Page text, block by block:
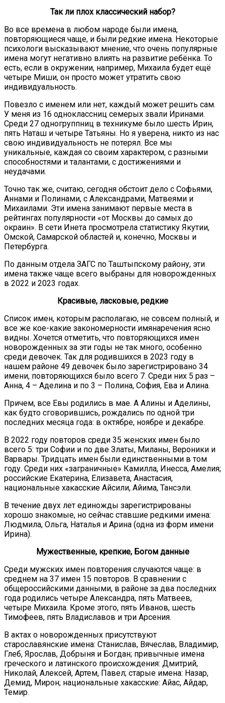
Так ли плох классический набор?
Во все времена в любом народе были имена,
повторяющиеся чаще, и были редкие имена. Некоторые
психологи высказывают мнение, что очень популярные
имена могут негативно влиять на развитие ребёнка. То
есть, если в окружении, например, Михаила будет ещё
четыре Миши, он просто может утратить свою
индивидуальность.
Повезло с именем или нет, каждый может решить сам.
У меня из 16 одноклассниц семерых звали Иринами.
Среди 27 одногруппниц в техникуме было шесть Ирин,
пять Наташ и четыре Татьяны. Но я уверена, никто из нас
свою индивидуальность не потерял. Все мы
уникальные, каждая со своим характером, с разными
способностями и талантами, с достижениями и
неудачами.
Точно так же, считаю, сегодня обстоит дело с Софьями,
Аннами и Полинами, с Александрами, Матвеями и
Михаилами. Эти имена занимают первые места в
рейтингах популярности «от Москвы до самых до
окраин». В сети Инета просмотрела статистику Якутии,
Омской, Самарской областей и, конечно, Москвы и
Петербурга.
По данным отдела ЗАГС по Таштыпскому району, эти
имена также чаще всего выбраны для новорожденных
в 2022 и 2023 годах.
Красивые, ласковые, редкие
Список имен, которым располагаю, не совсем полный, и
все же кое-какие закономерности имянаречения ясно
видны. Хочется отметить, что повторяющихся имен
новорожденных за эти годы не так много, особенно
среди девочек. Так для родившихся в 2023 году в
нашем районе 49 девочек было зарегистрировано 34
имени, повторяющихся было всего 7. Среди них 5 раз –
Анна, 4 – Аделина и по 3 – Полина, София, Ева и Алина.
Причем, все Евы родились в мае. А Алины и Аделины,
как будто сговорившись, рождались по одной три
последних месяца года: в октябре, ноябре и декабре.
В 2022 году повторов среди 35 женских имен было
всего 5: три Софии и по две Златы, Миланы, Вероники и
Варвары. Тридцать имен были единственными в том
году. Среди них «заграничные» Камилла, Инесса, Амелия;
российские Екатерина, Елизавета, Анастасия,
национальные хакасские Айсили, Айима, Тансэли.
В течение двух лет единожды зарегистрированы
хорошо знакомые, но сейчас ставшие редкими имена:
Людмила, Ольга, Наталья и Арина (одна из форм имени
Ирина).
Мужественные, крепкие, Богом данные
Среди мужских имен повторения случаются чаще: в
среднем на 37 имен 15 повторов. В сравнении с
общероссийскими данными, в районе за два последних
года родились четыре Александра, пять Матвеев,
четыре Михаила. Кроме этого, пять Иванов, шесть
Тимофеев, пять Владиславов и три Арсения.
В актах о новорожденных присутствуют
старославянские имена: Станислав, Вячеслав, Владимир,
Глеб, Ярослав, Добрыня и Богдан; привычные имена
греческого и латинского происхождения: Дмитрий,
Николай, Алексей, Артем, Павел; старые имена: Назар,
Демид, Мирон; национальные хакасские: Айас, Айдар,
Темир.